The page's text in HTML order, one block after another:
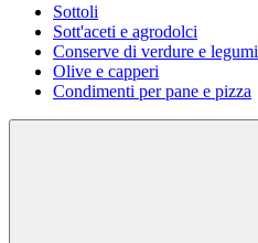
Sottoli
Sott'aceti e agrodolci
Conserve di verdure e legumi
Olive e capperi
Condimenti per pane e pizza